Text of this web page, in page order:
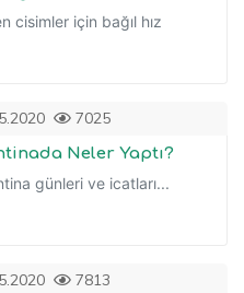
cisimler için bağıl hız
7025
Neler Yaptı?
günleri ve icatları...
7813